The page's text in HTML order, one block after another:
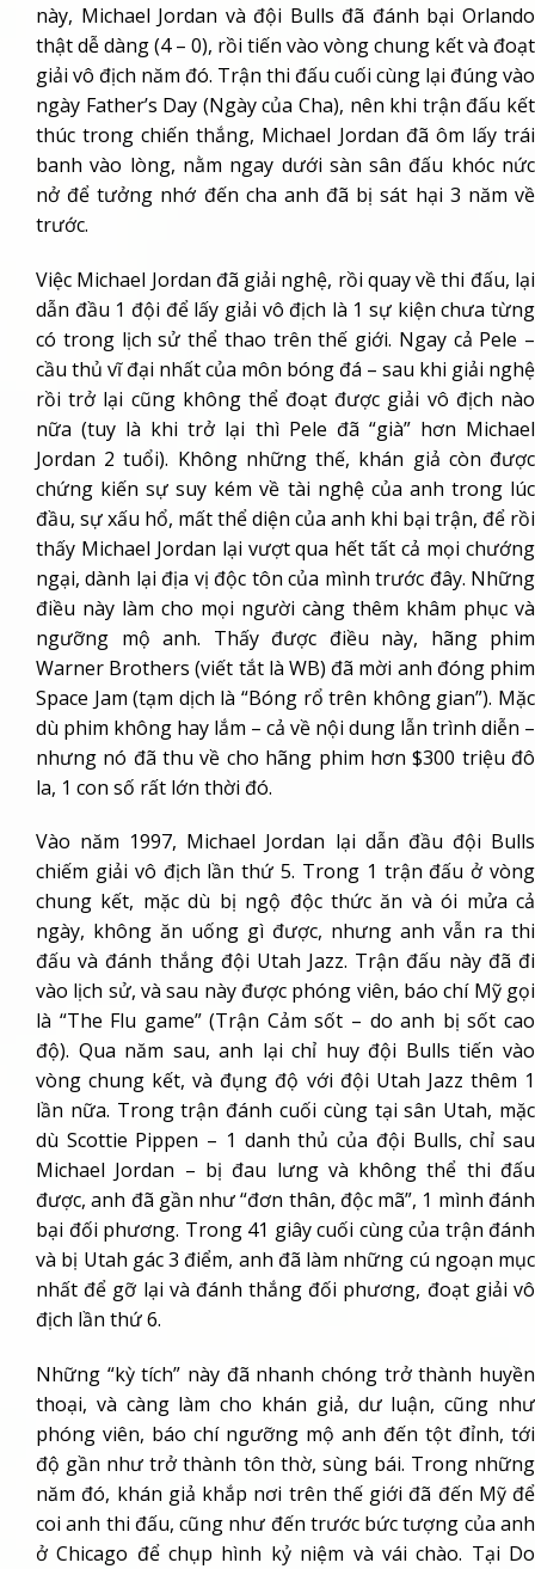
này, Michael Jordan và đội Bulls đã đánh bại Orlando
thật dễ dàng (4 – 0), rồi tiến vào vòng chung kết và đoạt
giải vô địch năm đó. Trận thi đấu cuối cùng lại đúng vào
ngày Father’s Day (Ngày của Cha), nên khi trận đấu kết
thúc trong chiến thắng, Michael Jordan đã ôm lấy trái
banh vào lòng, nằm ngay dưới sàn sân đấu khóc nức
nở để tưởng nhớ đến cha anh đã bị sát hại 3 năm về
trước.
Việc Michael Jordan đã giải nghệ, rồi quay về thi đấu, lại
dẫn đầu 1 đội để lấy giải vô địch là 1 sự kiện chưa từng
có trong lịch sử thể thao trên thế giới. Ngay cả Pele –
cầu thủ vĩ đại nhất của môn bóng đá – sau khi giải nghệ
rồi trở lại cũng không thể đoạt được giải vô địch nào
nữa (tuy là khi trở lại thì Pele đã “già” hơn Michael
Jordan 2 tuổi). Không những thế, khán giả còn được
chứng kiến sự suy kém về tài nghệ của anh trong lúc
đầu, sự xấu hổ, mất thể diện của anh khi bại trận, để rồi
thấy Michael Jordan lại vượt qua hết tất cả mọi chướng
ngại, dành lại địa vị độc tôn của mình trước đây. Những
điều này làm cho mọi người càng thêm khâm phục và
ngưỡng mộ anh. Thấy được điều này, hãng phim
Warner Brothers (viết tắt là WB) đã mời anh đóng phim
Space Jam (tạm dịch là “Bóng rổ trên không gian”). Mặc
dù phim không hay lắm – cả về nội dung lẫn trình diễn –
nhưng nó đã thu về cho hãng phim hơn $300 triệu đô
la, 1 con số rất lớn thời đó.
Vào năm 1997, Michael Jordan lại dẫn đầu đội Bulls
chiếm giải vô địch lần thứ 5. Trong 1 trận đấu ở vòng
chung kết, mặc dù bị ngộ độc thức ăn và ói mửa cả
ngày, không ăn uống gì được, nhưng anh vẫn ra thi
đấu và đánh thắng đội Utah Jazz. Trận đấu này đã đi
vào lịch sử, và sau này được phóng viên, báo chí Mỹ gọi
là “The Flu game” (Trận Cảm sốt – do anh bị sốt cao
độ). Qua năm sau, anh lại chỉ huy đội Bulls tiến vào
vòng chung kết, và đụng độ với đội Utah Jazz thêm 1
lần nữa. Trong trận đánh cuối cùng tại sân Utah, mặc
dù Scottie Pippen – 1 danh thủ của đội Bulls, chỉ sau
Michael Jordan – bị đau lưng và không thể thi đấu
được, anh đã gần như “đơn thân, độc mã”, 1 mình đánh
bại đối phương. Trong 41 giây cuối cùng của trận đánh
và bị Utah gác 3 điểm, anh đã làm những cú ngoạn mục
nhất để gỡ lại và đánh thắng đối phương, đoạt giải vô
địch lần thứ 6.
Những “kỳ tích” này đã nhanh chóng trở thành huyền
thoại, và càng làm cho khán giả, dư luận, cũng như
phóng viên, báo chí ngưỡng mộ anh đến tột đỉnh, tới
độ gần như trở thành tôn thờ, sùng bái. Trong những
năm đó, khán giả khắp nơi trên thế giới đã đến Mỹ để
coi anh thi đấu, cũng như đến trước bức tượng của anh
ở Chicago để chụp hình kỷ niệm và vái chào. Tại Do